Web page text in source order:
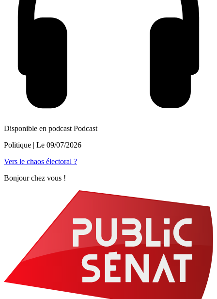
Disponible en podcast Podcast
Politique | Le 09/07/2026
Vers le chaos électoral ?
Bonjour chez vous !